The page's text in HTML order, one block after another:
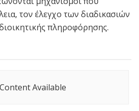
τον έλεγχο των διαδικασιών
πληροφόρησης.
Available